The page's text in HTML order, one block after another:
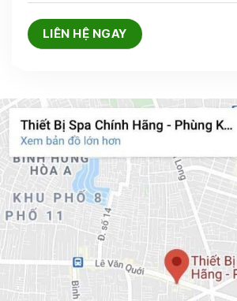
Lưu ý chọn mua sản phẩm tại địa
Đầu tiên hãy tìm hiểu kỹ về những
cấp sản phẩm uy tín để được tư vấn.
Liên hệ trực tiếp đến các cơ sở